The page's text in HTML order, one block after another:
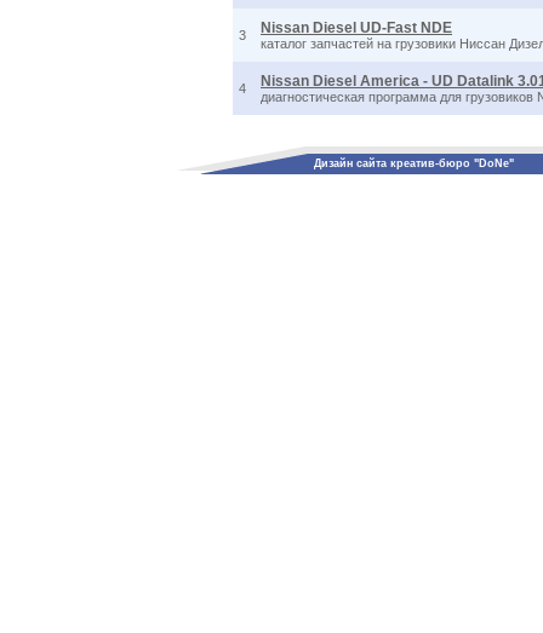
3 Nissan Diesel UD-Fast NDE
каталог запчастей на грузовики Ниссан
4 Nissan Diesel America - UD Datalink
диагностическая программа для грузовиков
Дизайн сайта креатив-бюро "DoNe"